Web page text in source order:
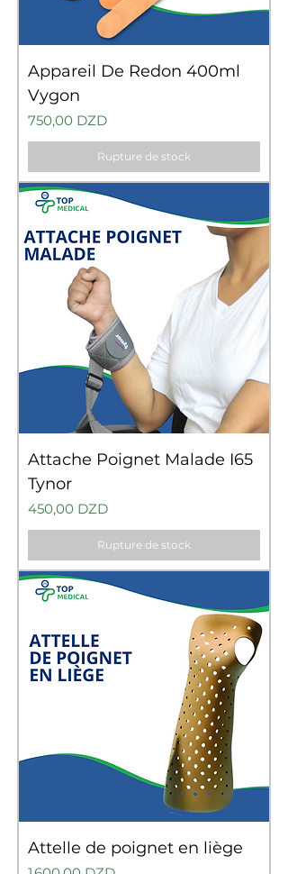
Appareil De Redon 400ml
Vygon
Prix
750,00 DZD
Rupture de stock
Attache Poignet Malade I65
Tynor
Prix
450,00 DZD
Rupture de stock
Attelle de poignet en liège